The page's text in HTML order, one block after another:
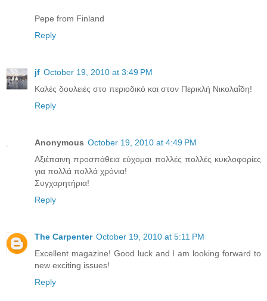
Pepe from Finland
Reply
jf October 19, 2010 at 3:49 PM
Καλές δουλειές στο περιοδικό και στον Περικλή Νικολαΐδη!
Reply
Anonymous October 19, 2010 at 4:49 PM
Αξιέπαινη προσπάθεια εύχομαι πολλές πολλές κυκλοφορίες
για πολλά πολλά χρόνια!
Συγχαρητήρια!
Reply
The Carpenter October 19, 2010 at 5:11 PM
Excellent magazine! Good luck and I am looking forward to
new exciting issues!
Reply